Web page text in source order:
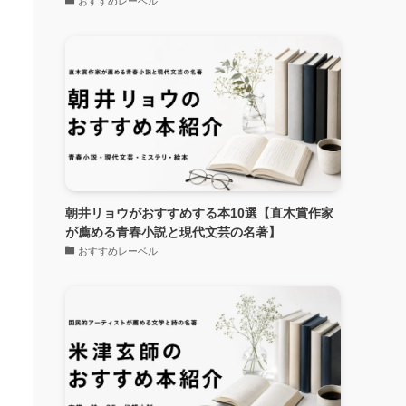
朝井リョウがおすすめする本10選【直木賞作家
が薦める青春小説と現代文芸の名著】
おすすめレーベル